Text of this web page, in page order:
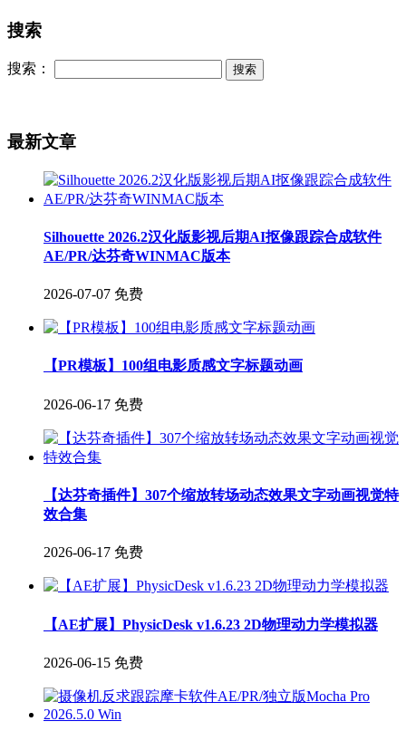
搜索
搜索：
最新文章
Silhouette 2026.2汉化版影视后期AI抠像跟踪合成软件
AE/PR/达芬奇WINMAC版本
2026-07-07 免费
【PR模板】100组电影质感文字标题动画
2026-06-17 免费
【达芬奇插件】307个缩放转场动态效果文字动画视觉特
效合集
2026-06-17 免费
【AE扩展】PhysicDesk v1.6.23 2D物理动力学模拟器
2026-06-15 免费